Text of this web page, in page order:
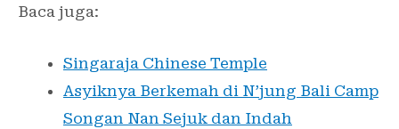
Baca juga:
Singaraja Chinese Temple
Asyiknya Berkemah di N’jung Bali Camp
Songan Nan Sejuk dan Indah